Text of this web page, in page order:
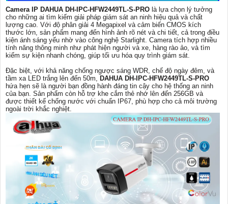
Camera IP DAHUA DH-IPC-HFW2449TL-S-PRO là lựa chọn lý tưởng
cho những ai tìm kiếm giải pháp giám sát an ninh hiệu quả và chất
lượng cao. Với độ phân giải 4 Megapixel và cảm biến CMOS kích
thước lớn, sản phẩm mang đến hình ảnh rõ nét và chi tiết, cả trong điều
kiện ánh sáng yếu nhờ vào công nghệ Starlight. Camera tích hợp nhiều
tính năng thông minh như phát hiện người và xe, hàng rào ảo, và tìm
kiếm sự kiện nhanh chóng, giúp tối ưu hóa quy trình giám sát.
Đặc biệt, với khả năng chống ngược sáng WDR, chế độ ngày đêm, và
tầm xa LED trắng lên đến 50m, DAHUA DH-IPC-HFW2449TL-S-PRO
hứa hẹn sẽ là người bạn đồng hành đáng tin cậy cho hệ thống an ninh
của bạn. Sản phẩm còn hỗ trợ khe cắm thẻ nhớ lên đến 256GB và
được thiết kế chống nước với chuẩn IP67, phù hợp cho cả môi trường
ngoài trời khắc nghiệt.